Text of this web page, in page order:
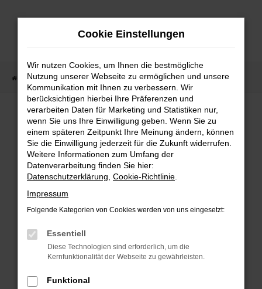
Zum
Startseite Fahrzeugangebote Fahrzeugmarkt
Fahrzeugmarkt
Fehler: Network Error
Beim Laden ist ein Fehler aufgetreten.
Hier sind ein paar Tipps, die dir helfen können:
Überprüfe deine Firewall und deine
Internetverbindung.
deine Suchmaschine?
Cookie Einstellungen
Wir nutzen Cookies, um Ihnen die bestmögliche
Nutzung unserer Webseite zu ermöglichen und unsere
Kommunikation mit Ihnen zu verbessern. Wir
berücksichtigen hierbei Ihre Präferenzen und
verarbeiten Daten für Marketing und Statistiken nur,
wenn Sie uns Ihre Einwilligung geben. Wenn Sie zu
einem späteren Zeitpunkt Ihre Meinung ändern, können
Sie die Einwilligung jederzeit für die Zukunft widerrufen.
Weitere Informationen zum Umfang der
Datenverarbeitung finden Sie hier:
Datenschutzerklärung Cookie-Richtlinie
Impressum
Folgende Kategorien von Cookies werden von uns eingesetzt:
Essentiell
Diese Technologien sind erforderlich, um die
Kernfunktionalität der Webseite zu gewährleisten.
Funktional